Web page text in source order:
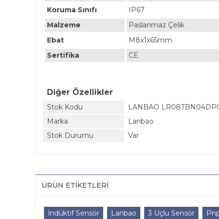
Koruma Sınıfı
IP67
Malzeme
Paslanmaz Çelik
Ebat
M8x1x65mm
Sertifika
CE
Diğer Özellikler
Stok Kodu
LANBAO
Marka
Lanbao
Stok Durumu
Var
ÜRÜN ETIKETLERI
İndüktif Sensör Lanbao 3 Uçlu Sensör